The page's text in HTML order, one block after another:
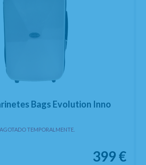
Bags Evolution Inno
TEMPORALMENTE.
399€